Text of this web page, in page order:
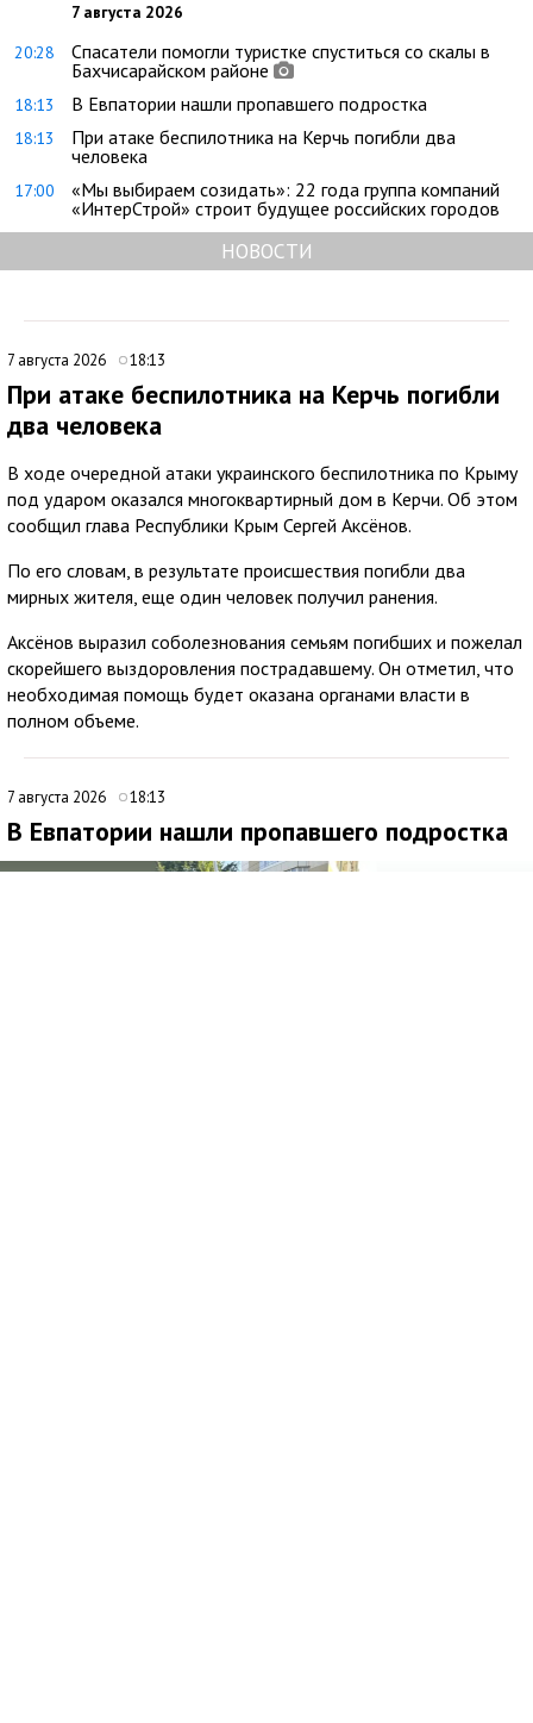
7 августа 2026
20:28
Спасатели помогли туристке спуститься со скалы в
Бахчисарайском районе
18:13 В Евпатории нашли пропавшего подростка
18:13
При атаке беспилотника на Керчь погибли два
человека
17:00
«Мы выбираем созидать»: 22 года группа компаний
«ИнтерСтрой» строит будущее российских городов
НОВОСТИ
7 августа 2026 18:13
При атаке беспилотника на Керчь погибли
два человека
В ходе очередной атаки украинского беспилотника по Крыму
под ударом оказался многоквартирный дом в Керчи. Об этом
сообщил глава Республики Крым Сергей Аксёнов.
По его словам, в результате происшествия погибли два
мирных жителя, еще один человек получил ранения.
Аксёнов выразил соболезнования семьям погибших и пожелал
скорейшего выздоровления пострадавшему. Он отметил, что
необходимая помощь будет оказана органами власти в
полном объеме.
7 августа 2026 18:13
В Евпатории нашли пропавшего подростка